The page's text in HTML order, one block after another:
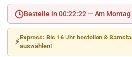
Bestelle in 00:22:21 —Am
⚡Express: Bis 16 Uhr bestellen &
auswählen!